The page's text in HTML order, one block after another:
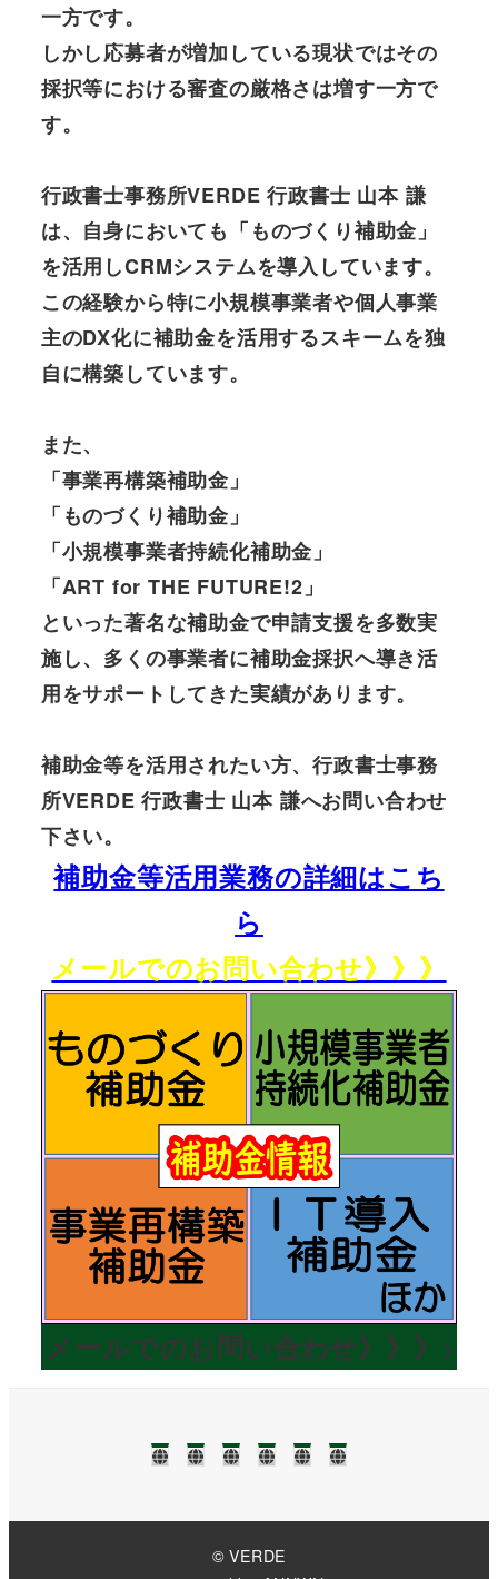
一方です。
しかし応募者が増加している現状ではその
採択等における審査の厳格さは増す一方で
す。
行政書士事務所VERDE 行政書士 山本 謙
は、自身においても「ものづくり補助金」
を活用しCRMシステムを導入しています。
この経験から特に小規模事業者や個人事業
主のDX化に補助金を活用するスキームを独
自に構築しています。
また、
「事業再構築補助金」
「ものづくり補助金」
「小規模事業者持続化補助金」
「ART for THE FUTURE!2」
といった著名な補助金で申請支援を多数実
施し、多くの事業者に補助金採択へ導き活
用をサポートしてきた実績があります。
補助金等を活用されたい方、行政書士事務
所VERDE 行政書士 山本 謙へお問い合わせ
下さい。
補助金等活用業務の詳細はこち
ら
メールでのお問い合わせ》》》
メールでのお問い合わせ》》》
TOPNEWS❢❢
業
務
い
て
ブ
ロ
事
務
内
お
問
わ
© VERDE